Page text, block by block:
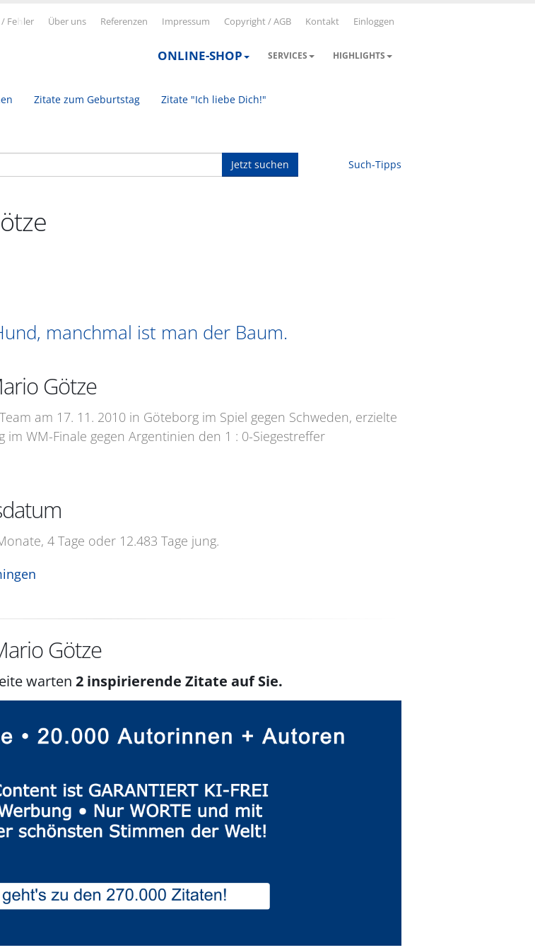
Fe ler Über uns Referenzen Impressum Copyright / AGB Kontakt Einloggen
ONLINE-SHOP SERVICES HIGHLIGHTS
Zitate zum Geburtstag Zitate "Ich liebe Dich!"
Jetzt suchen Such-Tipps
manchmal ist man der Baum.
Götze
am 17. 11. 2010 in Göteborg im Spiel gegen Schweden, erzielte
im WM-Finale gegen Argentinien den 1 : 0-Siegestreffer
4 Tage oder 12.483 Tage jung.
Götze
warten2 inspirierende Zitate auf Sie.